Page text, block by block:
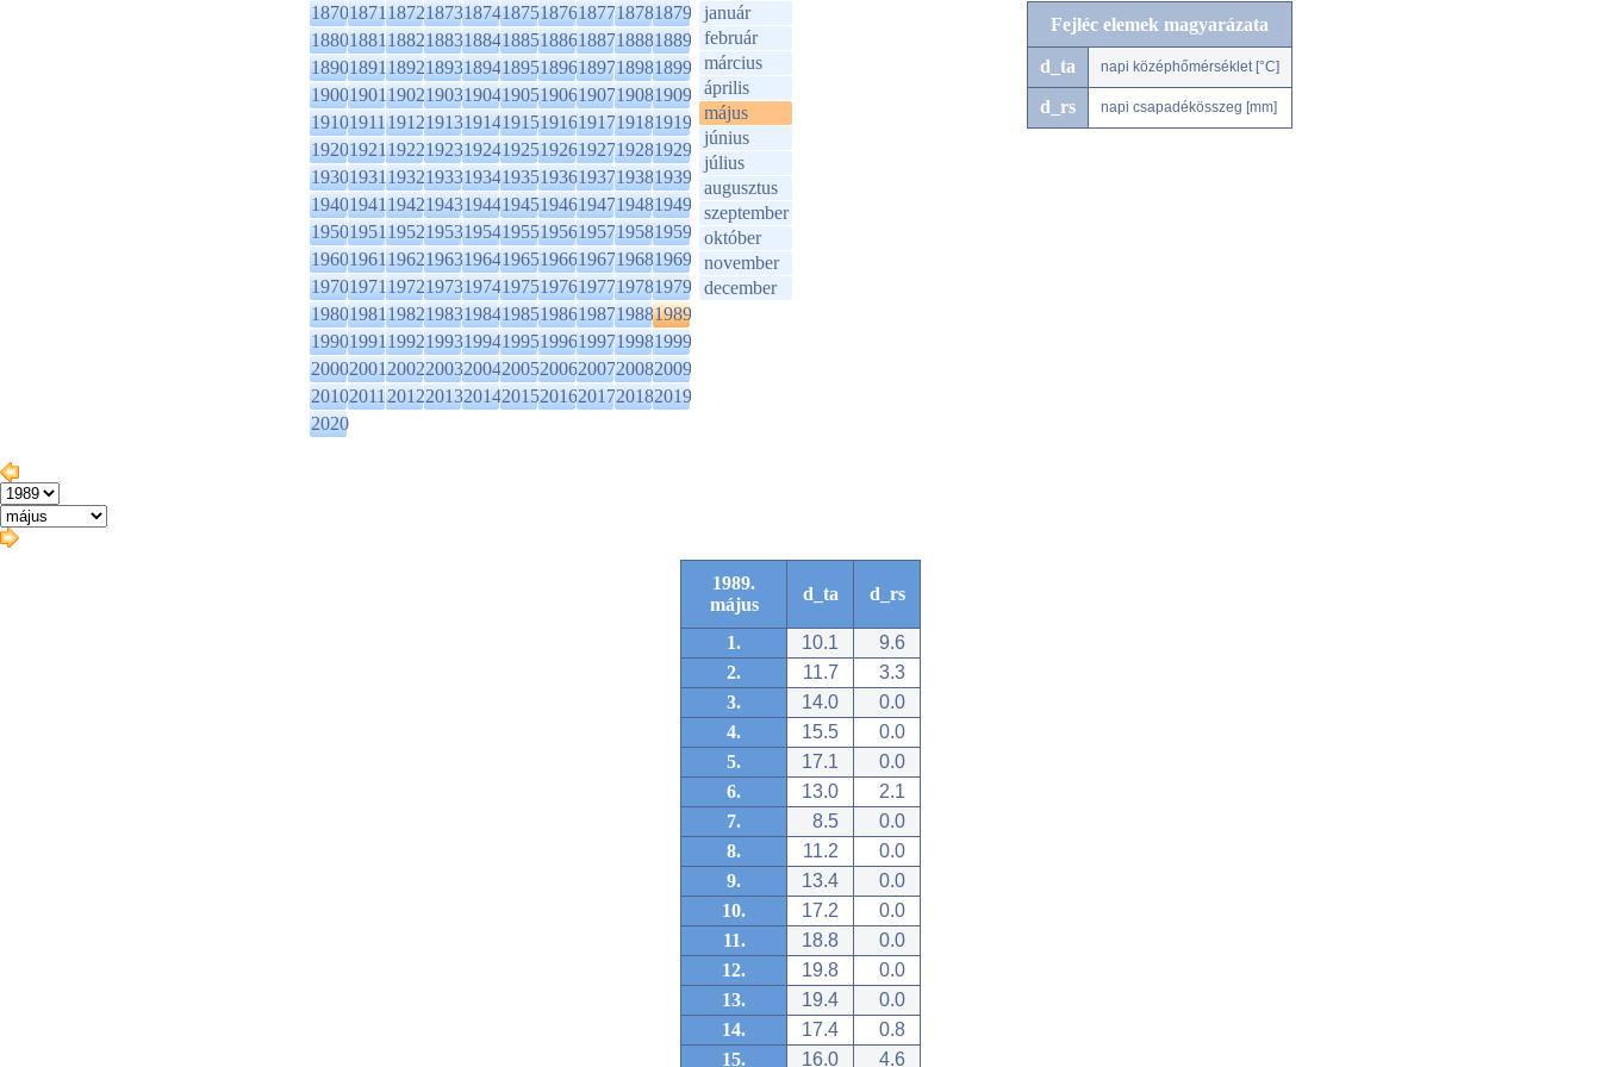
1870187118721873187418751876187718781879
1880188118821883188418851886188718881889
1890189118921893189418951896189718981899
1900190119021903190419051906190719081909
1910191119121913191419151916191719181919
1920192119221923192419251926192719281929
1930193119321933193419351936193719381939
1940194119421943194419451946194719481949
1950195119521953195419551956195719581959
1960196119621963196419651966196719681969
1970197119721973197419751976197719781979
1980198119821983198419851986198719881989
1990199119921993199419951996199719981999
2000200120022003200420052006200720082009
2010201120122013201420152016201720182019
2020
január
február
március
április
május
június
július
augusztus
szeptember
október
november
december
Fejléc elemek magyarázata
d_ta napi középhőmérséklet [°C]
d_rs napi csapadékösszeg [mm]
1989.
május
d_ta d_rs
1. 10.1
9.6
2.
11.7
3.3
3.
14.0
0.0
4.
15.5
0.0
5.
17.1
0.0
6.
13.0
2.1
7.
8.5
0.0
8.
11.2
0.0
9.
13.4
0.0
10.
17.2
0.0
11.
18.8
0.0
12.
19.8
0.0
13.
19.4
0.0
14.
17.4
0.8
15.
16.0 4.6